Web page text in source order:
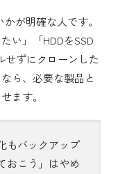
が明確な人です。
い」「HDDをSSD
せずにクローンした
ら、必要な製品と
ます。
もバックアップ
おこう」はやめ